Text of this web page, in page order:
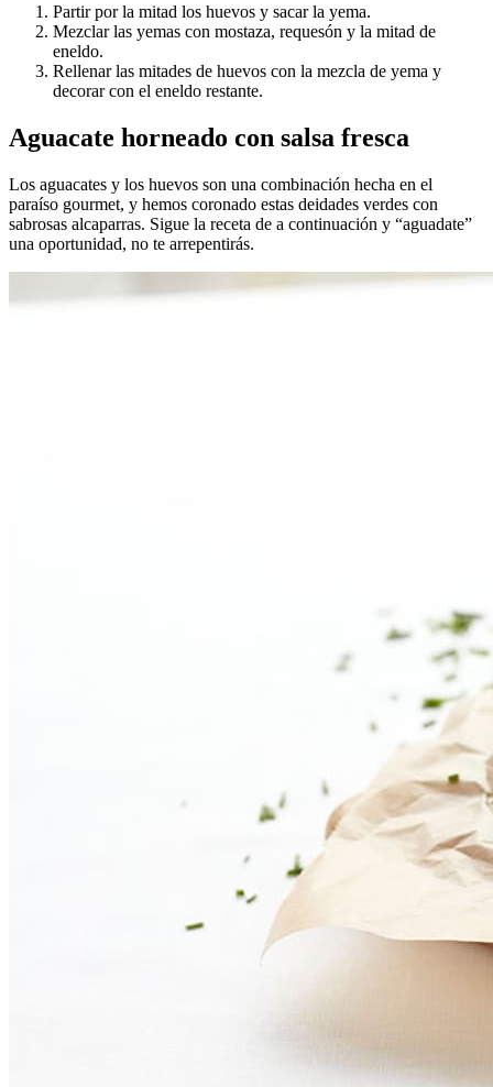
Partir por la mitad los huevos y sacar la yema.
Mezclar las yemas con mostaza, requesón y la mitad de
eneldo.
Rellenar las mitades de huevos con la mezcla de yema y
decorar con el eneldo restante.
Aguacate horneado con salsa fresca
Los aguacates y los huevos son una combinación hecha en el
paraíso gourmet, y hemos coronado estas deidades verdes con
sabrosas alcaparras. Sigue la receta de a continuación y “aguadate”
una oportunidad, no te arrepentirás.